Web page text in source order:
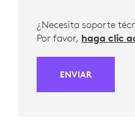
¿Necesita soporte
Por favor, haga clic
ENVIAR